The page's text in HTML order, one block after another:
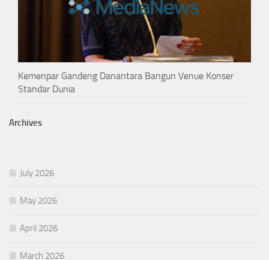
Kemenpar Gandeng Danantara Bangun Venue Konser
Standar Dunia
Archives
July 2026
May 2026
April 2026
March 2026